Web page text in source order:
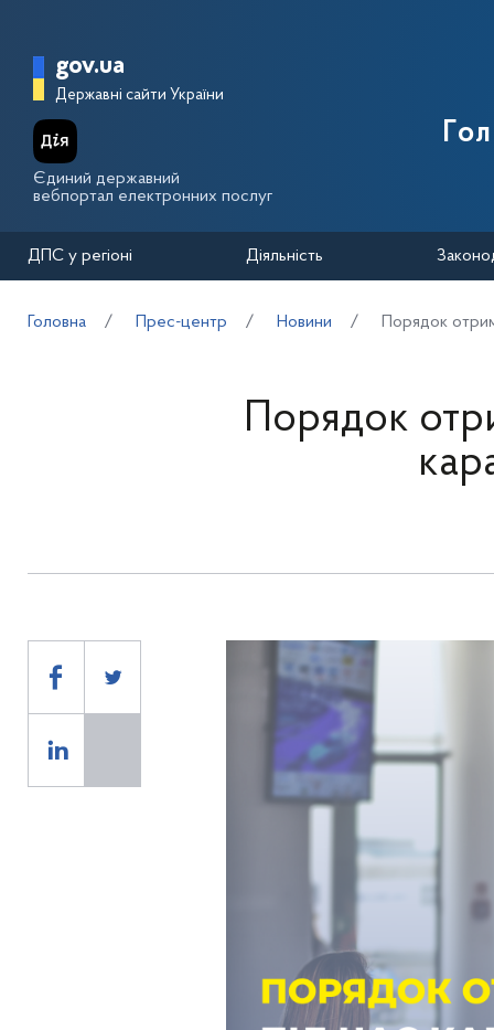
Головна сторінка Державної
gov.ua
Державні сайти України
Єдиний державний
вебпортал електронних послуг
ДПС у регіоні Діяльність
Головна Прес-центр Новини Порядок
Порядок